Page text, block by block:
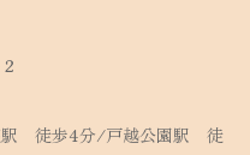
２
徒歩4分/戸越公園駅 徒